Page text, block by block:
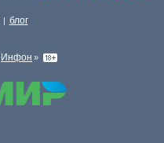
| блог
Инфон »